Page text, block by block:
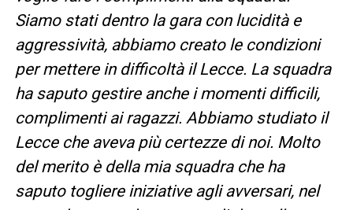
Siamo stati dentro la gara con lucidità e
aggressività, abbiamo creato le condizioni
per mettere in difficoltà il Lecce. La squadra
ha saputo gestire anche i momenti difficili,
complimenti ai ragazzi. Abbiamo studiato il
Lecce che aveva più certezze di noi. Molto
del merito è della mia squadra che ha
saputo togliere iniziative agli avversari, nel